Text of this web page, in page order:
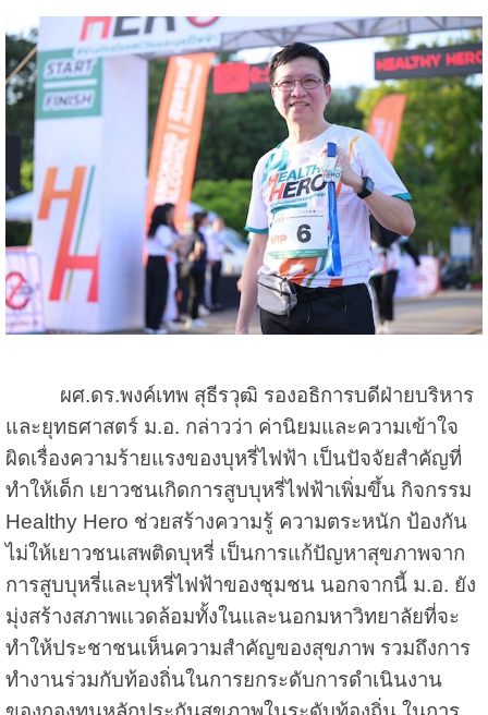
ผศ.ดร.พงค์เทพ สุธีรวุฒิ รองอธิการบดีฝ่ายบริหาร
และยุทธศาสตร์ ม.อ. กล่าวว่า ค่านิยมและความเข้าใจ
ผิดเรื่องความร้ายแรงของบุหรี่ไฟฟ้า เป็นปัจจัยสำคัญที่
ทำให้เด็ก เยาวชนเกิดการสูบบุหรี่ไฟฟ้าเพิ่มขึ้น กิจกรรม
Healthy Hero ช่วยสร้างความรู้ ความตระหนัก ป้องกัน
ไม่ให้เยาวชนเสพติดบุหรี่ เป็นการแก้ปัญหาสุขภาพจาก
การสูบบุหรี่และบุหรี่ไฟฟ้าของชุมชน นอกจากนี้ ม.อ. ยัง
มุ่งสร้างสภาพแวดล้อมทั้งในและนอกมหาวิทยาลัยที่จะ
ทำให้ประชาชนเห็นความสำคัญของสุขภาพ รวมถึงการ
ทำงานร่วมกับท้องถิ่นในการยกระดับการดำเนินงาน